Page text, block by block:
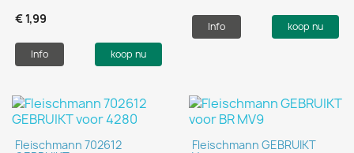
€ 1,99
Info koop nu
Info koop nu
Fleischmann 702612 Fleischmann GEBRUIKT